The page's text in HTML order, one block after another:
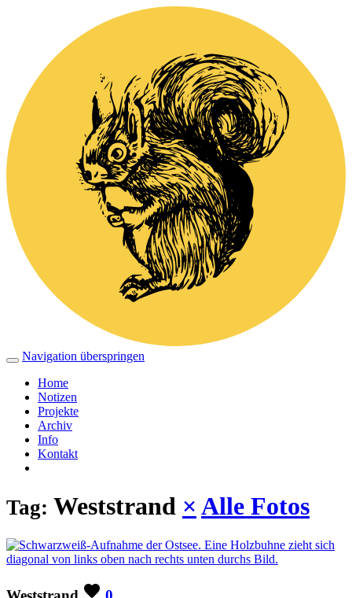
Navigation überspringen
Home
Notizen
Projekte
Archiv
Info
Kontakt
Tag: Weststrand × Alle Fotos